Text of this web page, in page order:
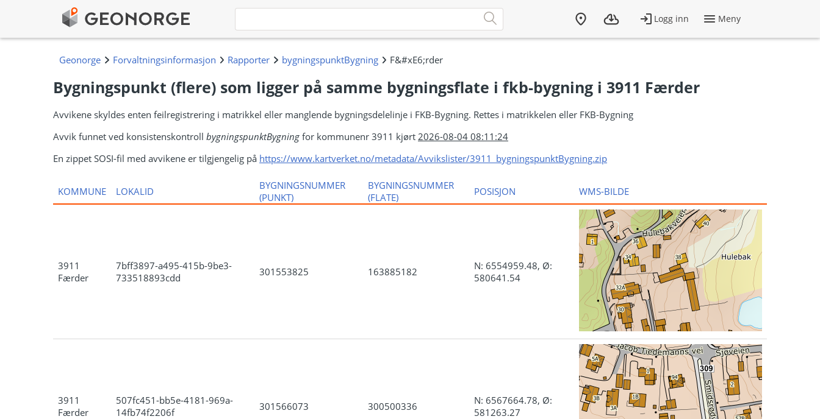
Bygningspunkt (flere) som ligger på samme bygningsflate i fkb-bygning i 3911 Færder
Avvikene skyldes enten feilregistrering i matrikkel eller manglende bygningsdelelinje i FKB-Bygning. Rettes i matrikkelen eller FKB-Bygning
Avvik funnet ved konsistenskontroll bygningspunktBygning for kommunenr 3911 kjørt 2026-08-04 08:11:24
En zippet SOSI-fil med avvikene er tilgjengelig på https://www.kartverket.no/metadata/Avvikslister/3911_bygningspunktBygning.zip
KOMMUNE LOKALID
BYGNINGSNUMMER
(PUNKT)
BYGNINGSNUMMER
(FLATE)
POSISJON WMS-BILDE
3911
Færder
7bff3897-a495-415b-9be3-
733518893cdd
301553825 163885182
N: 6554959.48, Ø:
580641.54
3911
Færder
507fc451-bb5e-4181-969a-
14fb74f2206f
301566073 300500336
N: 6567664.78, Ø:
581263.27